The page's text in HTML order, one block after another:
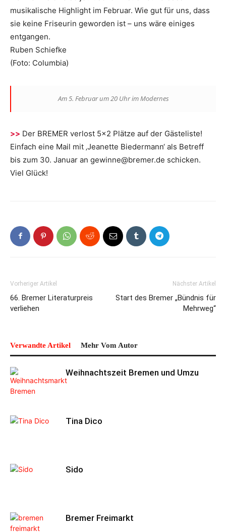
musikalische Highlight im Februar. Wie gut für uns, dass
sie keine Friseurin geworden ist – uns wäre einiges
entgangen.
Ruben Schiefke
(Foto: Columbia)
Am 5. Februar um 20 Uhr im Modernes
>> Der BREMER verlost 5×2 Plätze auf der Gästeliste!
Einfach eine Mail mit ‚Jeanette Biedermann‘ als Betreff
bis zum 30. Januar an gewinne@bremer.de schicken.
Viel Glück!
Vorheriger Artikel
66. Bremer Literaturpreis
verliehen
Nächster Artikel
Start des Bremer „Bündnis für
Mehrweg“
Verwandte Artikel Mehr Vom Autor
Weihnachtszeit Bremen und Umzu
Tina Dico
Sido
Bremer Freimarkt